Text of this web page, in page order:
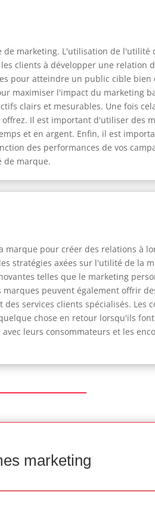
marketing. L'utilisation de l'utilité
clients à développer une relation
pour atteindre un public cible
maximiser l'impact du marketing
clairs et mesurables. Une fois
Il est important d'utiliser des
et en argent. Enfin, il est
des performances de vos
de marque.
pour créer des relations à
stratégies axées sur l'utilité de la
telles que le marketing
peuvent également offrir
services clients spécialisés. Les
chose en retour lorsqu'ils
leurs consommateurs et les
marketing